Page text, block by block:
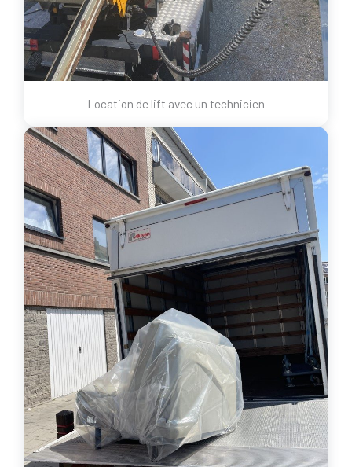
Location de lift avec un technicien